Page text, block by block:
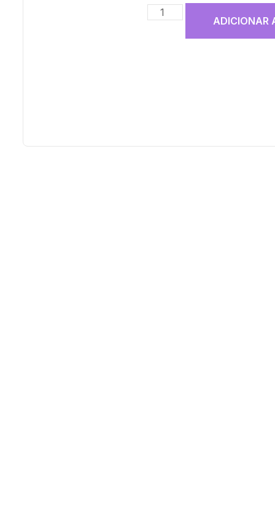
ADICIONAR